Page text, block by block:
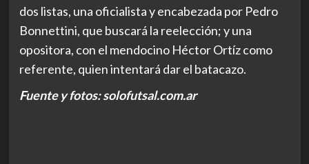
dos listas, una oficialista y encabezada por Pedro
Bonnettini, que buscará la reelección; y una
opositora, con el mendocino Héctor Ortíz como
referente, quien intentará dar el batacazo.
Fuente y fotos: solofutsal.com.ar